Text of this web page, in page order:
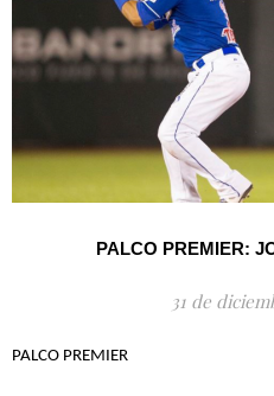
PALCO PREMIER:
31 de
PALCO PREMIER